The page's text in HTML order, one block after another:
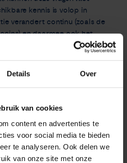
Details Over
van cookies
content en advertenties te
voor social media te bieden
te analyseren. Ook delen we
van onze site met onze
kennis is volop in
verandert continu (zoals de
en daarmee ook het
pagina
Coronavirus en
je zo goed mogelijk te informeren
de arts
vragen en